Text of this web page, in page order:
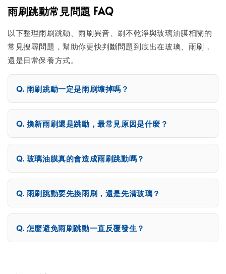
雨刷跳動常見問題 FAQ
以下整理雨刷跳動、雨刷異音、刷不乾淨與玻璃油膜相關的
常見搜尋問題，幫助你更快判斷問題到底出在玻璃、雨刷，
還是日常保養方式。
雨刷跳動一定是雨刷壞掉嗎？
換新雨刷還是跳動，最常見原因是什麼？
玻璃油膜真的會造成雨刷跳動嗎？
雨刷跳動要先換雨刷，還是先清玻璃？
怎麼避免雨刷跳動一直反覆發生？